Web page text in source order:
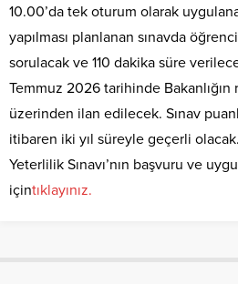
10.00’da tek oturum olarak
yapılması planlanan sınavda
sorulacak ve 110 dakika süre
Temmuz 2026 tarihinde Bakanlığın
üzerinden ilan edilecek. Sınav
itibaren iki yıl süreyle geçerli
Yeterlilik Sınavı’nın başvuru ve
içintıklayınız.